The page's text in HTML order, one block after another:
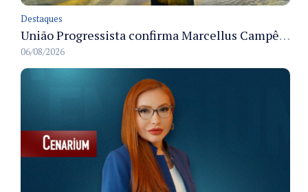
Destaques
União Progressista confirma Marcellus Campêlo como candidato a deputado estadual
06/08/2026